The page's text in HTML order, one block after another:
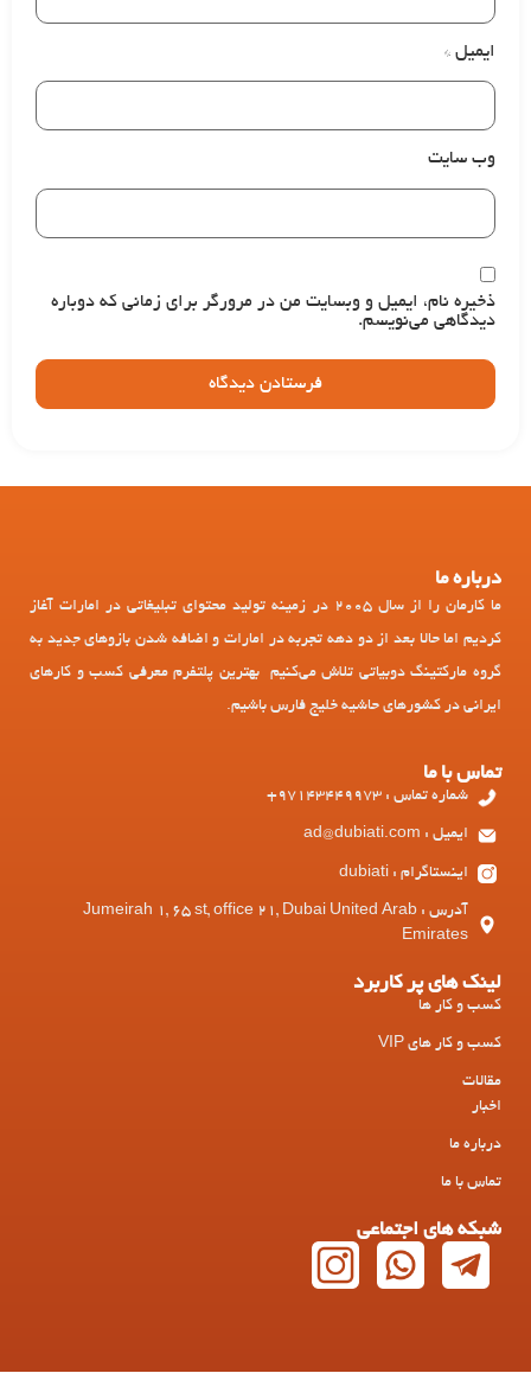
ایمیل *
وب‌ سایت
ذخیره نام، ایمیل و وبسایت من در مرورگر برای زمانی که دوباره
دیدگاهی می‌نویسم.
درباره ما
ما کارمان را از سال 2005 در زمینه تولید محتوای تبلیغاتی در امارات آغاز
کردیم اما حالا بعد از دو دهه تجربه در امارات و اضافه شدن بازوهای جدید به
گروه مارکتینگ دوبیاتی تلاش می‌کنیم بهترین پلتفرم معرفی کسب و کارهای
ایرانی در کشورهای حاشیه خلیج فارس باشیم.
تماس با ما
شماره تماس : 97143449973+
ایمیل : ad@dubiati.com
اینستاگرام : dubiati
آدرس : Jumeirah 1, 65 st, office 21, Dubai United Arab
Emirates
لینک های پر کاربرد
کسب و کار ها
کسب و کار های VIP
مقالات
اخبار
درباره ما
تماس با ما
شبکه های اجتماعی